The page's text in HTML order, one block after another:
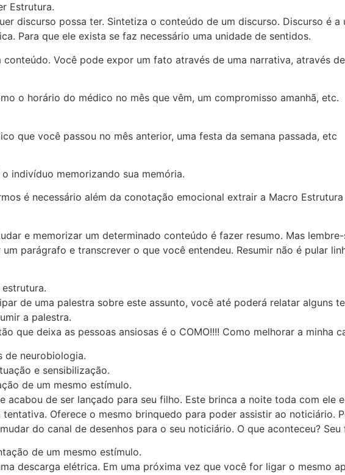
Estrutura.
discurso possa ter. Sintetiza o conteúdo de um discurso. Discurso é
Para que ele exista se faz necessário uma unidade de sentidos.
Você pode expor um fato através de uma narrativa, através
o horário do médico no mês que vêm, um compromisso amanhã, etc.
que você passou no mês anterior, uma festa da semana passada, etc
indivíduo memorizando sua memória.
é necessário além da conotação emocional extrair a Macro
e memorizar um determinado conteúdo é fazer resumo. Mas
parágrafo e transcrever o que você entendeu. Resumir não é pular
de uma palestra sobre este assunto, você até poderá relatar alguns
a palestra.
que deixa as pessoas ansiosas é o COMO!!!! Como melhorar a minha
de neurobiologia.
e sensibilização.
de um mesmo estímulo.
acabou de ser lançado para seu filho. Este brinca a noite toda com ele
Oferece o mesmo brinquedo para poder assistir ao noticiário.
do canal de desenhos para o seu noticiário. O que aconteceu?
de um mesmo estímulo.
descarga elétrica. Em uma próxima vez que você for ligar o mesmo